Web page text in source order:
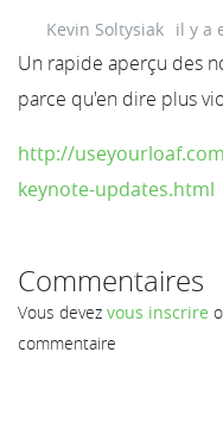
Kevin Soltysiak il y a
Un rapide aperçu des
parce qu'en dire plus
http://
keynote-updates.html
Commentaires
Vous devez vous inscrire
commentaire